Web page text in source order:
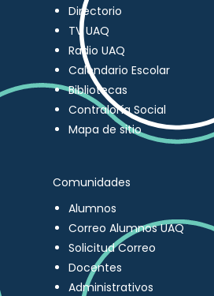
Directorio
TV UAQ
Radio UAQ
Calendario Escolar
Bibliotecas
Contraloría Social
Mapa de sitio
Comunidades
Alumnos
Correo Alumnos UAQ
Solicitud Correo
Docentes
Administrativos